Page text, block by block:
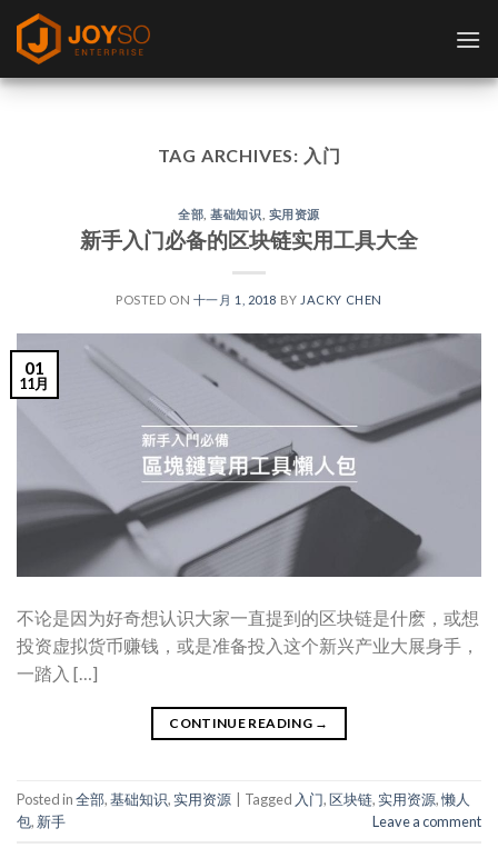
Skip
content
TAG ARCHIVES: 入门
全部 ,基础知识 实用资源
新手入门必备的区块链实用工具大全
POSTED ON 十一月 1, 2018 BY JACKY CHEN
01
11月
不论是因为好奇想认识大家一直提到的区块链是什麽，或想
投资虚拟货币赚钱，或是准备投入这个新兴产业大展身手，
一踏入 […]
CONTINUE READING →
Posted in全部,基础知识,实用资源 Tagged 入门,区块链,实用资源,懒人
包, 新手 Leave a comment